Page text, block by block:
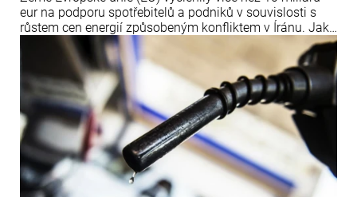
eur na podporu spotřebitelů a podniků v souvislosti s
růstem cen energií způsobeným konfliktem v Íránu. Jak
uvádí agentura Bloomberg, informace byly zveřejněny
28. dubna.